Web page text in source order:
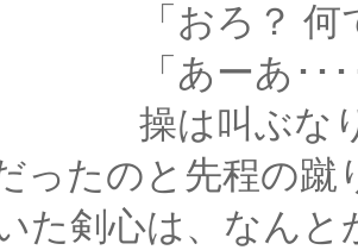
？ 何でござ
あ･･････な
ぶなり、どか
ったのと先程の
た剣心は、なんと